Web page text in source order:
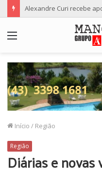
Início / Região
Região
Diárias e